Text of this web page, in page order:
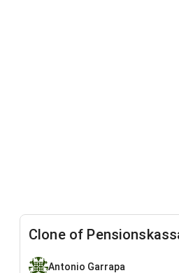
Clone of
Antonio Garrapa